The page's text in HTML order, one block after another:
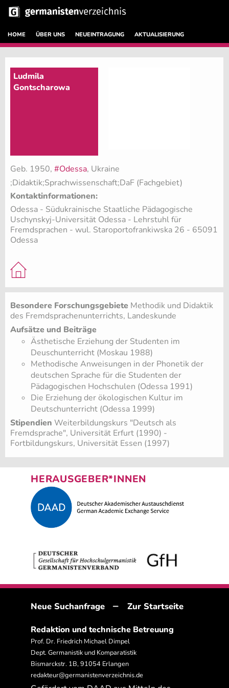
HOME ÜBER UNS NEUEINTRAGUNG AKTUALISIERUNG
Ludmila
Gontscharowa
Geb. 1950, #Odessa, Ukraine
;Didaktik;Sprachwissenschaft;DaF (Fachgebiet)
Kontaktinformationen:
Odessa - Südukrainische Staatliche Pädagogische
Uschynskyj-Universität Odessa - Lehrstuhl für
Fremdsprachen - wul. Staroportofrankiwska 26 - 65091
Odessa
Besondere Forschungsgebiete Methodik und Didaktik
des Fremdsprachenunterrichts, Landeskunde
Aufsätze und Beiträge
Ästhetische Erziehung der Studenten im
Deuschunterricht (Moskau 1988)
Methodische Anweisungen in der Phonetik der
deutschen Sprache für die Studenten der
Pädagogischen Hochschulen (Odessa 1991)
Die Erziehung der ökologischen Kultur im
Deutschunterricht (Odessa 1999)
Stipendien Weiterbildungskurs "Deutsch als
Fremdsprache", Universität Erfurt (1990) -
Fortbildungskurs, Universität Essen (1997)
HERAUSGEBER*INNEN
Neue Suchanfrage – Zur Startseite
Redaktion und technische Betreuung
Prof. Dr. Friedrich Michael Dimpel
Dept. Germanistik und Komparatistik
Bismarckstr. 1B, 91054 Erlangen
redakteur@germanistenverzeichnis.de